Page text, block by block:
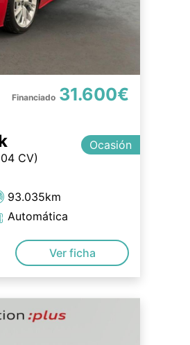
31.600€
CV)
Ocasión
93.035km
Automática
Ver ficha